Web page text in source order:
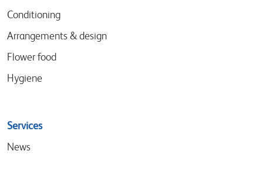
Conditioning
Arrangements & design
Flower food
Hygiene
Services
News